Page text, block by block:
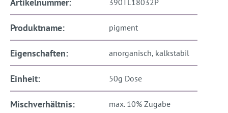
390TL18032P
Produktname: pigment
Eigenschaften: anorganisch, kalkstabil
Einheit: 50g Dose
Mischverhältnis: max. 10% Zugabe